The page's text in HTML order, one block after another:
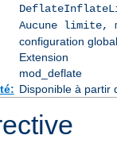
Aucune limite,
configuration
Extension
mod_deflate
Disponible à partir